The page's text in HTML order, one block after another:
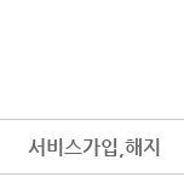
서비스가입,해지